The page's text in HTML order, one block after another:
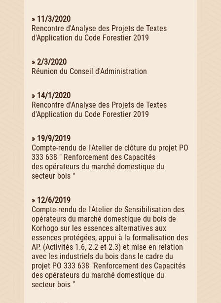
» 11/3/2020
Rencontre d'Analyse des Projets de Textes
d'Application du Code Forestier 2019
» 2/3/2020
Réunion du Conseil d'Administration
» 14/1/2020
Rencontre d'Analyse des Projets de Textes
d'Application du Code Forestier 2019
» 19/9/2019
Compte-rendu de l'Atelier de clôture du projet PO
333 638 " Renforcement des Capacités
des opérateurs du marché domestique du
secteur bois "
» 12/6/2019
Compte-rendu de l'Atelier de Sensibilisation des
opérateurs du marché domestique du bois de
Korhogo sur les essences alternatives aux
essences protégées, appui à la formalisation des
AP. (Activités 1.6, 2.2 et 2.3) et mise en relation
avec les industriels du bois dans le cadre du
projet PO 333 638 "Renforcement des Capacités
des opérateurs du marché domestique du
secteur bois "